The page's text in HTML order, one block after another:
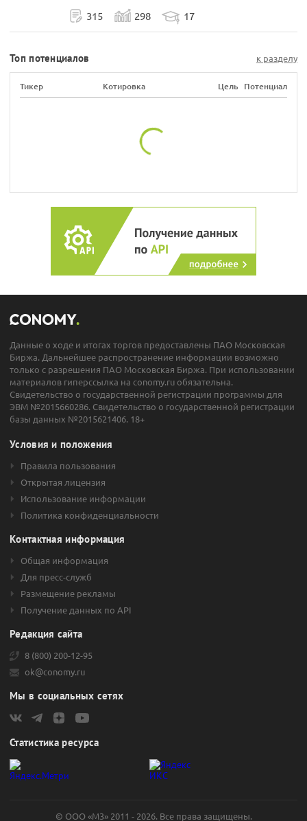
315 298 17
Топ потенциалов к разделу
Тикер Котировка Цель Потенциал
Данные о ходе и итогах торгов предоставлены ПАО Московская
Биржа. Дальнейшее распространение информации возможно
только с разрешения ПАО Московская Биржа. При использовании
материалов гиперссылка на conomy.ru обязательна.
Свидетельство о государственной регистрации программы для
ЭВМ №2015660286. Свидетельство о государственной регистрации
базы данных №2015621406. 18+
Условия и положения
Правила пользования
Открытая лицензия
Использование информации
Политика конфиденциальности
Контактная информация
Общая информация
Для пресс-служб
Размещение рекламы
Получение данных по API
Редакция сайта
8 (800) 200-12-95
ok@conomy.ru
Мы в социальных сетях
Статистика ресурса
© ООО «М3» 2011 - 2026. Все права защищены.